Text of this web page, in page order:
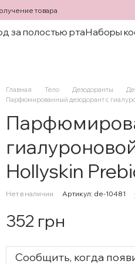
товара
за полостью ртаНаборы
Главная Тело Дезодоранты
Парфюмированный дезодорант с
Hollyskin
Нет в наличии Артикул: de-10481
352 грн
Сообщить, когда